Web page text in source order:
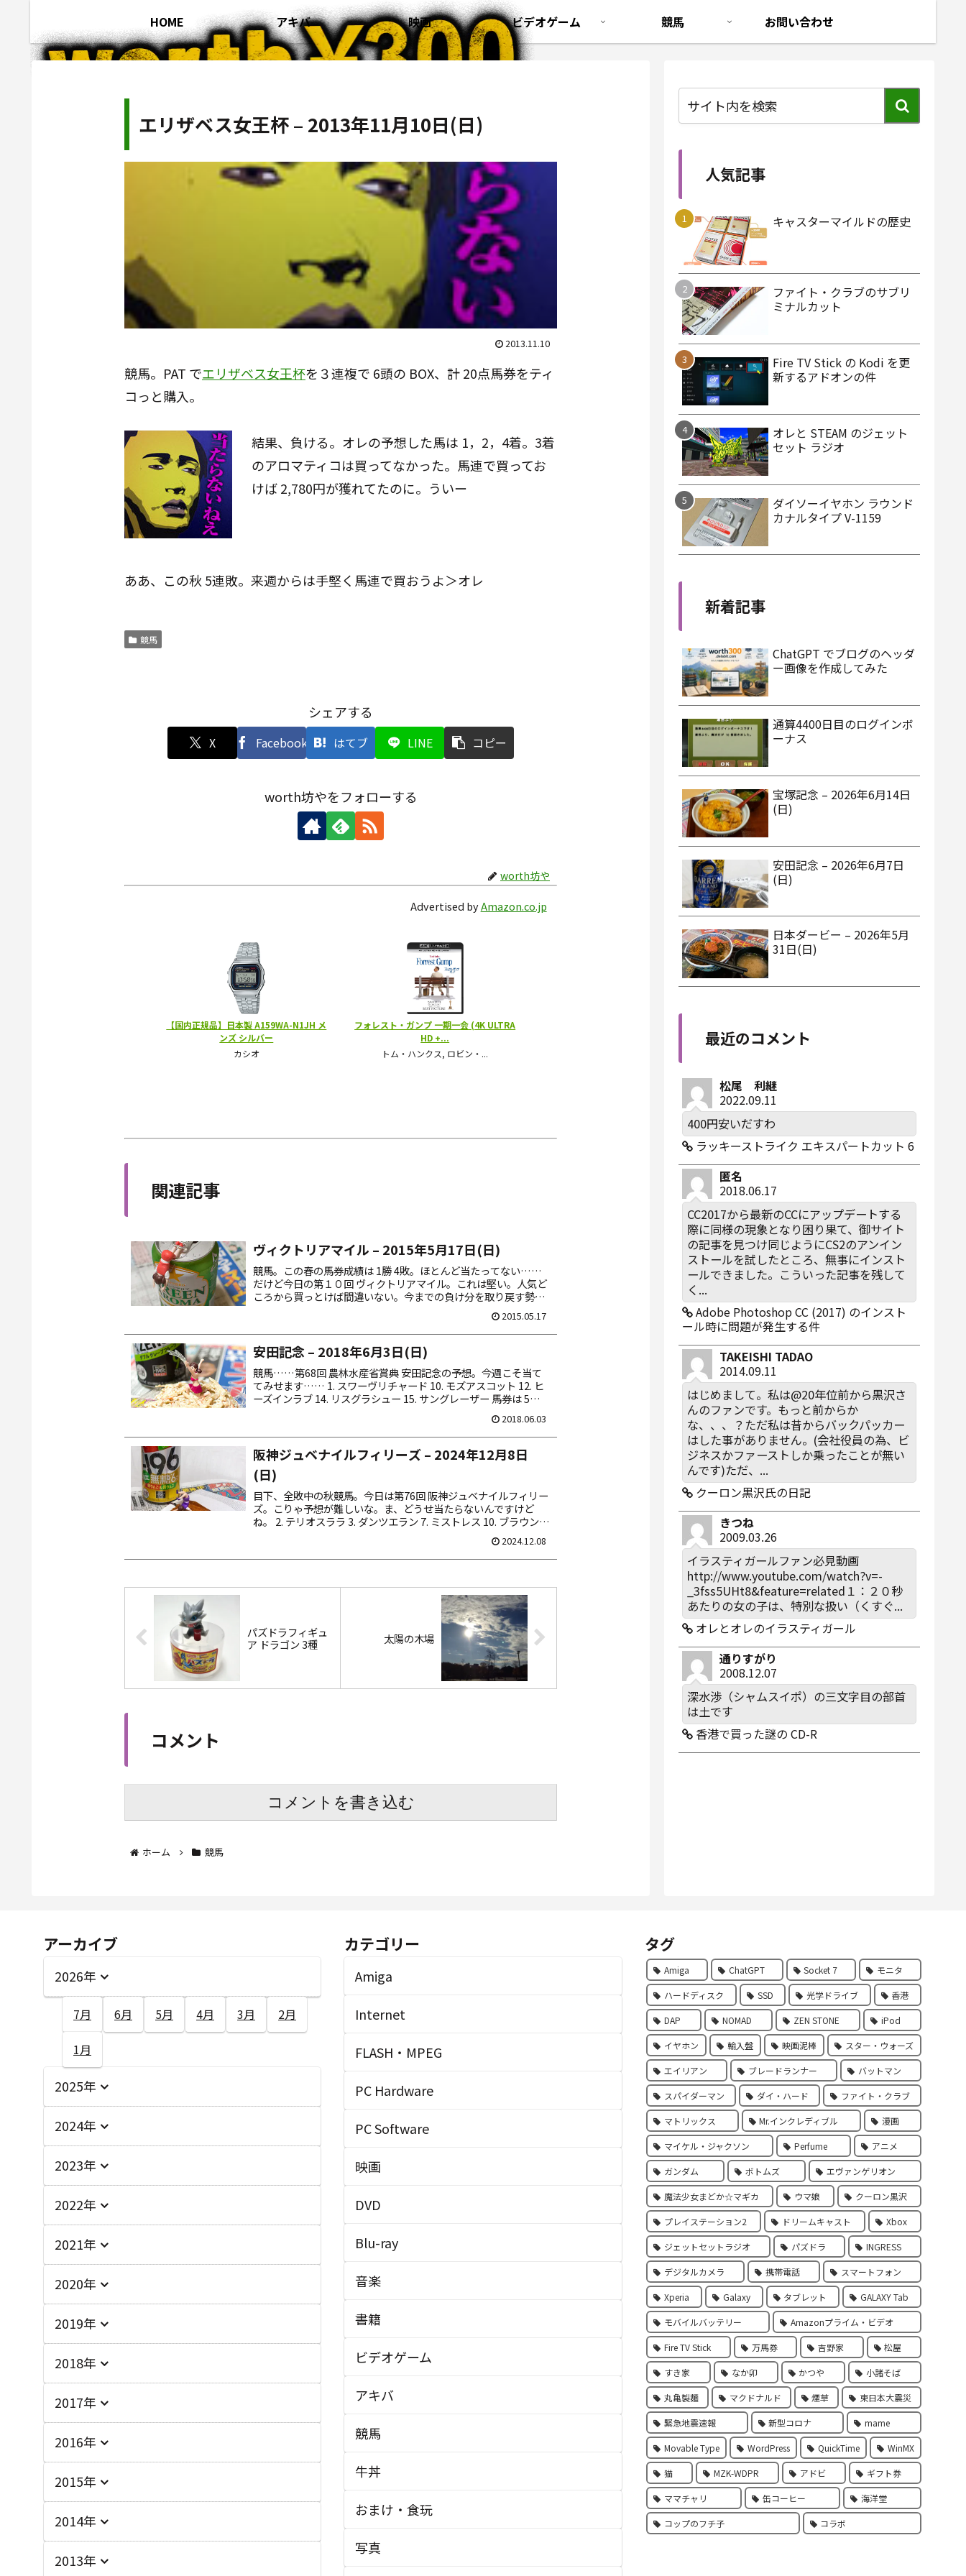
HOME アキバ 映画 ビデオゲーム 競馬 お問い合わせ
エリザベス女王杯 – 2013年11月10日(日)
2013.11.10
競馬。PAT でエリザベス女王杯を３連複で 6頭の BOX、計 20点馬券をティ
コっと購入。
結果、負ける。オレの予想した馬は 1，2，4着。3着
のアロマティコは買ってなかった。馬連で買ってお
けば 2,780円が獲れてたのに。ういー
ああ、この秋 5連敗。来週からは手堅く馬連で買おうよ＞オレ
競馬
シェアする
X Facebook はてブ LINE コピー
worth坊やをフォローする
worth坊や
Advertised byAmazon.co.jp
関連記事
ヴィクトリアマイル – 2015年5月17日(日)
競馬。この春の馬券成績は 1勝 4敗。ほとんど当たってない……
だけど今日の第１０回 ヴィクトリアマイル。これは堅い。人気ど
ころから買っとけば間違いない。今までの負け分を取り戻す勢い
で有りガネ全部ぶっこんだれや！ エイ、エイ、オー！ 2. カ...
2015.05.17
安田記念 – 2018年6月3日(日)
競馬……第68回 農林水産省賞典 安田記念の予想。今週こそ当て
てみせます…… 1. スワーヴリチャード 10. モズアスコット 12. ヒ
ーズインラブ 14. リスグラシュー 15. サングレーザー 馬券は 5頭
2018.06.03
阪神ジュベナイルフィリーズ – 2024年12月8日
(日)
目下、全敗中の秋競馬。今日は第76回 阪神ジュベナイルフィリー
ズ。こりゃ予想が難しいな。ま、どうせ当たらないんですけど
ね。 2. テリオスララ 3. ダンツエラン 7. ミストレス 10. ブラウンラ
2024.12.08
パズドラフィギュ
ア ドラゴン 3種
太陽の木場
コメント
コメントを書き込む
ホーム 競馬
人気記事
キャスターマイルドの歴史
ファイト・クラブのサブリ
ミナルカット
Fire TV Stick の Kodi を更
新するアドオンの件
オレと STEAM のジェット
セット ラジオ
ダイソーイヤホン ラウンド
カナルタイプ V-1159
新着記事
ChatGPT でブログのヘッダ
ー画像を作成してみた
通算4400日目のログインボ
ーナス
宝塚記念 – 2026年6月14日
(日)
安田記念 – 2026年6月7日
(日)
日本ダービー – 2026年5月
31日(日)
最近のコメント
松尾 利継
2022.09.11
400円安いだすわ
ラッキーストライク エキスパートカット 6
匿名
2018.06.17
CC2017から最新のCCにアップデートする
際に同様の現象となり困り果て、御サイト
の記事を見つけ同じようにCS2のアンイン
ストールを試したところ、無事にインスト
ールできました。こういった記事を残して
く...
Adobe Photoshop CC (2017) のインスト
ール時に問題が発生する件
TAKEISHI TADAO
2014.09.11
はじめまして。私は@20年位前から黒沢さ
んのファンです。もっと前からか
な、、、？ただ私は昔からバックパッカー
はした事がありません。(会社役員の為、ビ
ジネスかファーストしか乗ったことが無い
んです)ただ、...
クーロン黒沢氏の日記
きつね
2009.03.26
イラスティガールファン必見動画
http://www.youtube.com/watch?v=-
_3fss5UHt8&feature=related１：２０秒
あたりの女の子は、特別な扱い（くすぐ...
オレとオレのイラスティガール
通りすがり
2008.12.07
深水渉（シャムスイポ）の三文字目の部首
は土です
香港で買った謎の CD-R
アーカイブ
2026年
7月 6月 5月 4月 3月 2月
1月
2025年
2024年
2023年
2022年
2021年
2020年
2019年
2018年
2017年
2016年
2015年
2014年
2013年
カテゴリー
Amiga
Internet
FLASH・MPEG
PC Hardware
PC Software
映画
DVD
Blu-ray
音楽
書籍
ビデオゲーム
アキバ
競馬
牛丼
おまけ・食玩
写真
タグ
Amiga ChatGPT Socket 7 モニタ
ハードディスク SSD 光学ドライブ 香港
DAP NOMAD ZEN STONE iPod
イヤホン 輸入盤 映画泥棒 スター・ウォーズ
エイリアン ブレードランナー バットマン
スパイダーマン ダイ・ハード ファイト・クラブ
マトリックス Mr.インクレディブル 漫画
マイケル・ジャクソン Perfume アニメ
ガンダム ボトムズ エヴァンゲリオン
魔法少女まどか☆マギカ ウマ娘 クーロン黒沢
プレイステーション2 ドリームキャスト Xbox
ジェットセットラジオ パズドラ INGRESS
デジタルカメラ 携帯電話 スマートフォン
Xperia Galaxy タブレット GALAXY Tab
モバイルバッテリー Amazonプライム・ビデオ
Fire TV Stick 万馬券 吉野家 松屋
すき家 なか卯 かつや 小諸そば
丸亀製麵 マクドナルド 煙草 東日本大震災
緊急地震速報 新型コロナ mame
Movable Type WordPress QuickTime WinMX
猫 MZK-WDPR アドビ ギフト券
ママチャリ 缶コーヒー 海洋堂
コップのフチ子 コラボ